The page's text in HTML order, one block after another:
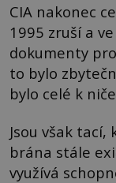
CIA nakonec
1995 zruší a
dokumenty
to bylo
bylo celé k
Jsou však tací,
brána stále
využívá